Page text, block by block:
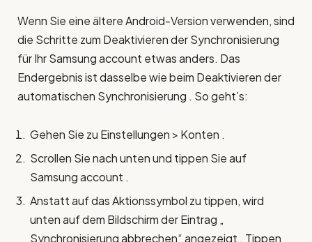
Wenn Sie eine ältere Android-Version verwenden, sind
die Schritte zum Deaktivieren der Synchronisierung
für Ihr Samsung account etwas anders. Das
Endergebnis ist dasselbe wie beim Deaktivieren der
automatischen Synchronisierung . So geht’s:
Gehen Sie zu Einstellungen > Konten .
Scrollen Sie nach unten und tippen Sie auf
Samsung account .
Anstatt auf das Aktionssymbol zu tippen, wird
unten auf dem Bildschirm der Eintrag „
Synchronisierung abbrechen“ angezeigt . Tippen